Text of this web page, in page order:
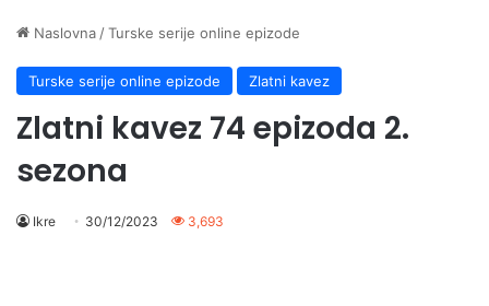
Naslovna /Turske serije online epizode
Turske serije online epizode Zlatni kavez
Zlatni kavez 74 epizoda 2.
sezona
Ikre 30/12/2023 3,693